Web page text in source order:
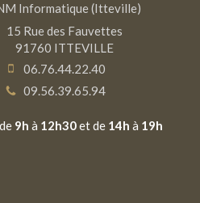
Informatique (Itteville)
15 Rue des Fauvettes
91760 ITTEVILLE
06.76.44.22.40
09.56.39.65.94
de 9h à 12h30et de 14h à 19h